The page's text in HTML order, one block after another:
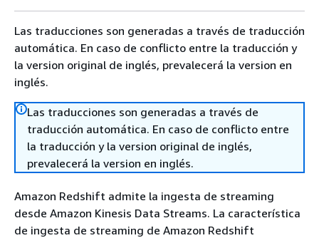
Las traducciones son generadas a través de traducción
automática. En caso de conflicto entre la traducción y
la version original de inglés, prevalecerá la version en
inglés.
Las traducciones son generadas a través de
traducción automática. En caso de conflicto entre
la traducción y la version original de inglés,
prevalecerá la version en inglés.
Amazon Redshift admite la ingesta de streaming
desde Amazon Kinesis Data Streams. La característica
de ingesta de streaming de Amazon Redshift